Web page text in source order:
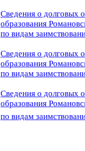
Сведения о долговых
образования
по видам
Сведения о долговых
образования
по видам
Сведения о долговых
образования
по видам